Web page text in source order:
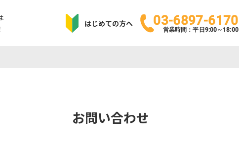
はじめての方へ 03-6897-6170
営業時間：平日9:00～18:00
お問い合わせ